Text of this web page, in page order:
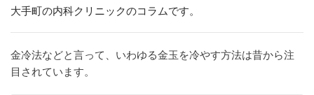
大手町の内科クリニックのコラムです。
金冷法などと言って、いわゆる金玉を冷やす方法は昔から注
目されています。